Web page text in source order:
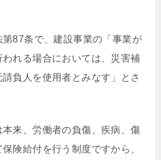
87条で、建設事業の「事業が
れる場合においては、災害補
負人を使用者とみなす」とさ
来、労働者の負傷、疾病、傷
険給付を行う制度ですから、